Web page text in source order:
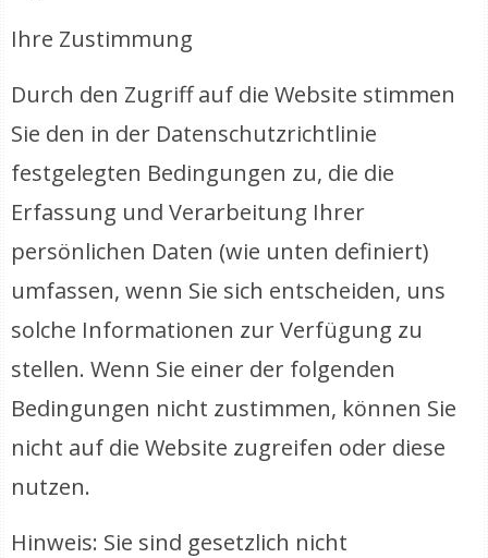
Ihre Zustimmung
Durch den Zugriff auf die Website stimmen
Sie den in der Datenschutzrichtlinie
festgelegten Bedingungen zu, die die
Erfassung und Verarbeitung Ihrer
persönlichen Daten (wie unten definiert)
umfassen, wenn Sie sich entscheiden, uns
solche Informationen zur Verfügung zu
stellen. Wenn Sie einer der folgenden
Bedingungen nicht zustimmen, können Sie
nicht auf die Website zugreifen oder diese
nutzen.
Hinweis: Sie sind gesetzlich nicht